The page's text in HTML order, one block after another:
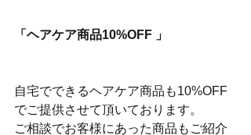
「ヘアケア商品10%OFF 」
自宅でできるヘアケア商品も10%OFF
でご提供させて頂いております。
ご相談でお客様にあった商品もご紹介